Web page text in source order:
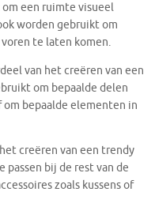
een ruimte visueel
worden gebruikt om
te laten komen.
van het creëren van een
om bepaalde delen
bepaalde elementen in
creëren van een trendy
passen bij de rest van de
zoals kussens of